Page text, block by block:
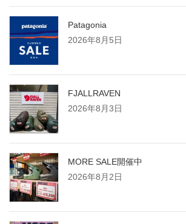
Patagonia
2026年8月5日
FJALLRAVEN
2026年8月3日
MORE SALE開催中
2026年8月2日